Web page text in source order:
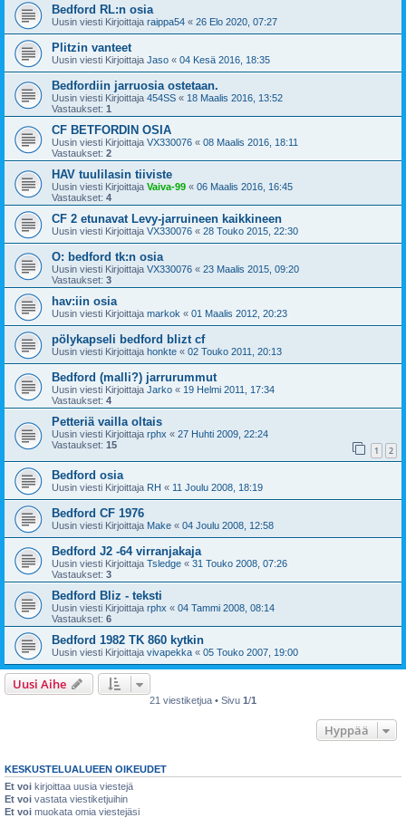
Bedford RL:n osia
Uusin viesti Kirjoittaja raippa54 « 26 Elo 2020, 07:27
Plitzin vanteet
Uusin viesti Kirjoittaja Jaso « 04 Kesä 2016, 18:35
Bedfordiin jarruosia ostetaan.
Uusin viesti Kirjoittaja 454SS « 18 Maalis 2016, 13:52
Vastaukset: 1
CF BETFORDIN OSIA
Uusin viesti Kirjoittaja VX330076 « 08 Maalis 2016, 18:11
Vastaukset: 2
HAV tuulilasin tiiviste
Uusin viesti Kirjoittaja Vaiva-99 « 06 Maalis 2016, 16:45
Vastaukset: 4
CF 2 etunavat Levy-jarruineen kaikkineen
Uusin viesti Kirjoittaja VX330076 « 28 Touko 2015, 22:30
O: bedford tk:n osia
Uusin viesti Kirjoittaja VX330076 « 23 Maalis 2015, 09:20
Vastaukset: 3
hav:iin osia
Uusin viesti Kirjoittaja markok « 01 Maalis 2012, 20:23
pölykapseli bedford blizt cf
Uusin viesti Kirjoittaja honkte « 02 Touko 2011, 20:13
Bedford (malli?) jarrurummut
Uusin viesti Kirjoittaja Jarko « 19 Helmi 2011, 17:34
Vastaukset: 4
Petteriä vailla oltais
Uusin viesti Kirjoittaja rphx « 27 Huhti 2009, 22:24
Vastaukset: 15 1 2
Bedford osia
Uusin viesti Kirjoittaja RH « 11 Joulu 2008, 18:19
Bedford CF 1976
Uusin viesti Kirjoittaja Make « 04 Joulu 2008, 12:58
Bedford J2 -64 virranjakaja
Uusin viesti Kirjoittaja Tsledge « 31 Touko 2008, 07:26
Vastaukset: 3
Bedford Bliz - teksti
Uusin viesti Kirjoittaja rphx « 04 Tammi 2008, 08:14
Vastaukset: 6
Bedford 1982 TK 860 kytkin
Uusin viesti Kirjoittaja vivapekka « 05 Touko 2007, 19:00
Uusi Aihe
21 viestiketjua • Sivu 1/1
Hyppää
KESKUSTELUALUEEN OIKEUDET
Et voi kirjoittaa uusia viestejä
Et voi vastata viestiketjuihin
Et voi muokata omia viestejäsi